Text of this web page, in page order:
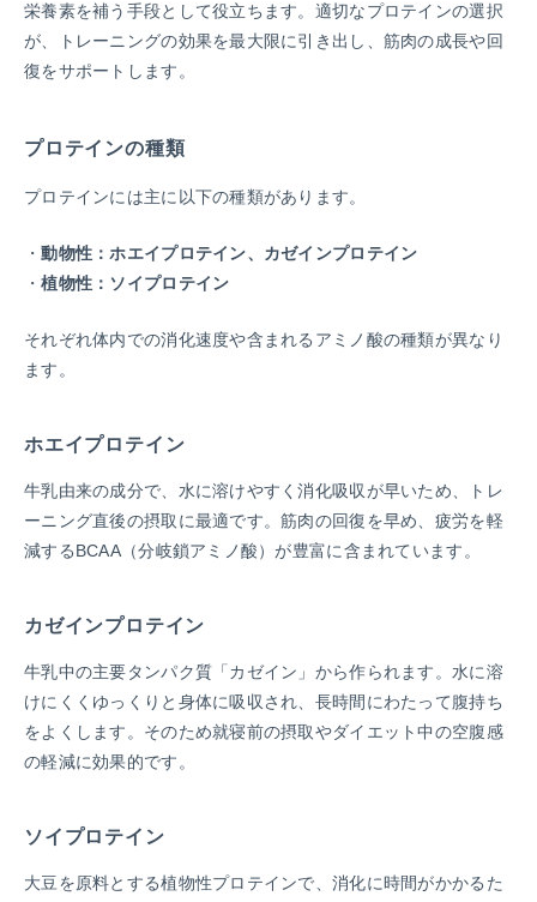
栄養素を補う手段として役立ちます。適切なプロテインの選択
が、トレーニングの効果を最大限に引き出し、筋肉の成長や回
復をサポートします。
プロテインの種類
プロテインには主に以下の種類があります。
動物性：ホエイプロテイン、カゼインプロテイン
植物性：ソイプロテイン
それぞれ体内での消化速度や含まれるアミノ酸の種類が異なり
ます。
ホエイプロテイン
牛乳由来の成分で、水に溶けやすく消化吸収が早いため、トレ
ーニング直後の摂取に最適です。筋肉の回復を早め、疲労を軽
減するBCAA（分岐鎖アミノ酸）が豊富に含まれています。
カゼインプロテイン
牛乳中の主要タンパク質「カゼイン」から作られます。水に溶
けにくくゆっくりと身体に吸収され、長時間にわたって腹持ち
をよくします。そのため就寝前の摂取やダイエット中の空腹感
の軽減に効果的です。
ソイプロテイン
大豆を原料とする植物性プロテインで、消化に時間がかかるた